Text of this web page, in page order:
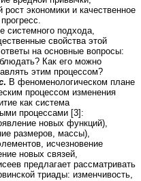
рост экономики и качественное
системного подхода,
свойства этой
на основные вопросы:
Как его можно
этим процессом?
. В феноменологическом плане
процессом изменения
как система
процессами [3]:
новых функций),
размеров, массы),
исчезновение
новых связей,
предлагает рассматривать
триады: изменчивость,